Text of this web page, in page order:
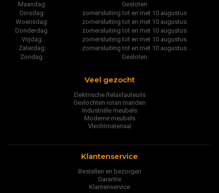
Maandag:
Gesloten
Dinsdag:
zomersluiting tot en met 10 augustus
Woensdag:
zomersluiting tot en met 10 augustus
Donderdag:
zomersluiting tot en met 10 augustus
Vrijdag:
zomersluiting tot en met 10 augustus
Zaterdag:
zomersluiting tot en met 10 augustus
Zondag:
Gesloten
Veel gezocht
Elektrische Relaxfauteuils
Gevlochten rotan manden
Industriële meubels
Moderne meubels
Vlechtmateriaal
Klantenservice
Bestellen en bezorgen
Garantie
Klantenservice